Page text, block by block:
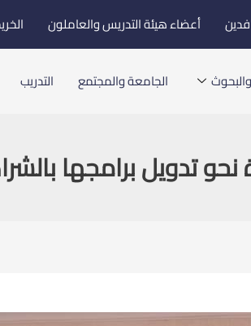
أعضاء هيئة التدريس والعاملون
الجامعة والمجتمع التدريب
تدويل برامجها